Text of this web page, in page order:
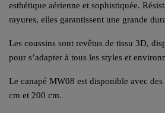
esthétique aérienne et sophistiquée.
rayures, elles garantissent une grande
Les coussins sont revêtus de tissu 3D,
pour s’adapter à tous les styles et
Le canapé MW08 est disponible avec des
cm et 200 cm.